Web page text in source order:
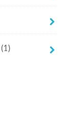
(1)